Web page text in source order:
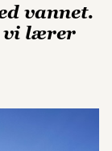
vannet.
vi lærer